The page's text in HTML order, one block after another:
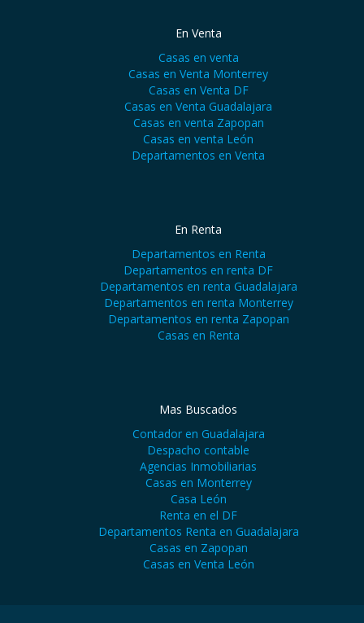
En Venta
Casas en venta
Casas en Venta Monterrey
Casas en Venta DF
Casas en Venta Guadalajara
Casas en venta Zapopan
Casas en venta León
Departamentos en Venta
En Renta
Departamentos en Renta
Departamentos en renta DF
Departamentos en renta Guadalajara
Departamentos en renta Monterrey
Departamentos en renta Zapopan
Casas en Renta
Mas Buscados
Contador en Guadalajara
Despacho contable
Agencias Inmobiliarias
Casas en Monterrey
Casa León
Renta en el DF
Departamentos Renta en Guadalajara
Casas en Zapopan
Casas en Venta León